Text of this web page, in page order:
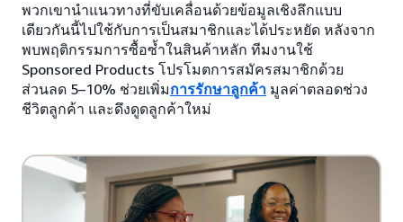
พวกเขานำแนวทางที่ขับเคลื่อนด้วยข้อมูลเชิงลึกแบบ
เดียวกันนี้ไปใช้กับการเป็นสมาชิกและได้ประหยัด หลังจาก
พบพฤติกรรมการซื้อซ้ำในสินค้าหลัก ทีมงานใช้
Sponsored Products โปรโมตการสมัครสมาชิกด้วย
ส่วนลด 5–10% ช่วยเพิ่มการรักษาลูกค้า มูลค่าตลอดช่วง
ชีวิตลูกค้า และดึงดูดลูกค้าใหม่